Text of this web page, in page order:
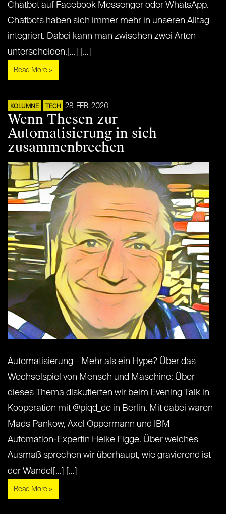
Chatbot auf Facebook Messenger oder WhatsApp.
Chatbots haben sich immer mehr in unseren Alltag
integriert. Dabei kann man zwischen zwei Arten
unterscheiden.[...] [...]
Read More »
KOLUMNE TECH 28. FEB. 2020
Wenn Thesen zur
Automatisierung in sich
zusammenbrechen
Automatisierung – Mehr als ein Hype? Über das
Wechselspiel von Mensch und Maschine: Über
dieses Thema diskutierten wir beim Evening Talk in
Kooperation mit @piqd_de in Berlin. Mit dabei waren
Mads Pankow, Axel Oppermann und IBM
Automation-Expertin Heike Figge. Über welches
Ausmaß sprechen wir überhaupt, wie gravierend ist
der Wandel[...] [...]
Read More »